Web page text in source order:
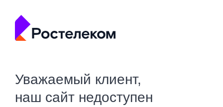
Уважаемый клиент,
наш сайт недоступен